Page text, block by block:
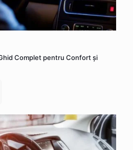
Complet pentru Confort și